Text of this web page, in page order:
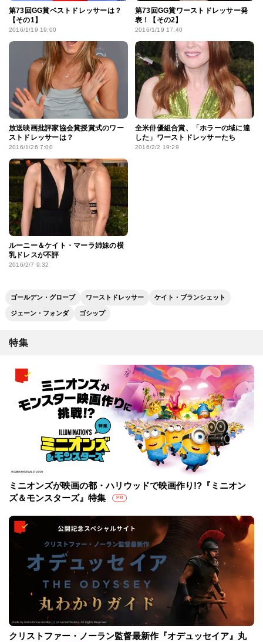
第73回GG賞ベストドレッサーは？
【その1】
2016/1/19 19:00
第73回GG賞ワーストドレッサー発
表！【その2】
2016/1/19 17:40
放送映画批評家協会賞授賞式のワー
ストドレッサーは？
2016/1/26 7:00
全米俳優組合賞、「ホラーの域に達
した」ワーストドレッサーたち
2016/2/2 19:29
ルーニー＆ケイト・マーラ姉妹の横
乳ドレスが不評
2016/2/7 9:32
ゴールデン・グローブ ワーストドレッサー ケイト・ブランシェット
ジェーン・フォンダ ゴシップ
特集
ミニオンズが映画の都・ハリウッドで映画作り!?『ミニオン
ズ＆モンスターズ』特集
PR
クリストファー・ノーラン監督最新作『オデュッセイア』丸